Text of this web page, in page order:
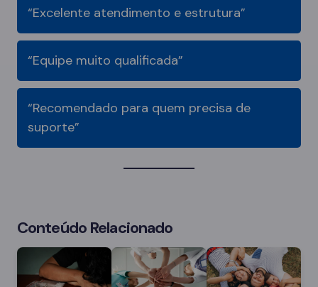
“Excelente atendimento e estrutura”
“Equipe muito qualificada”
“Recomendado para quem precisa de
suporte”
Conteúdo Relacionado